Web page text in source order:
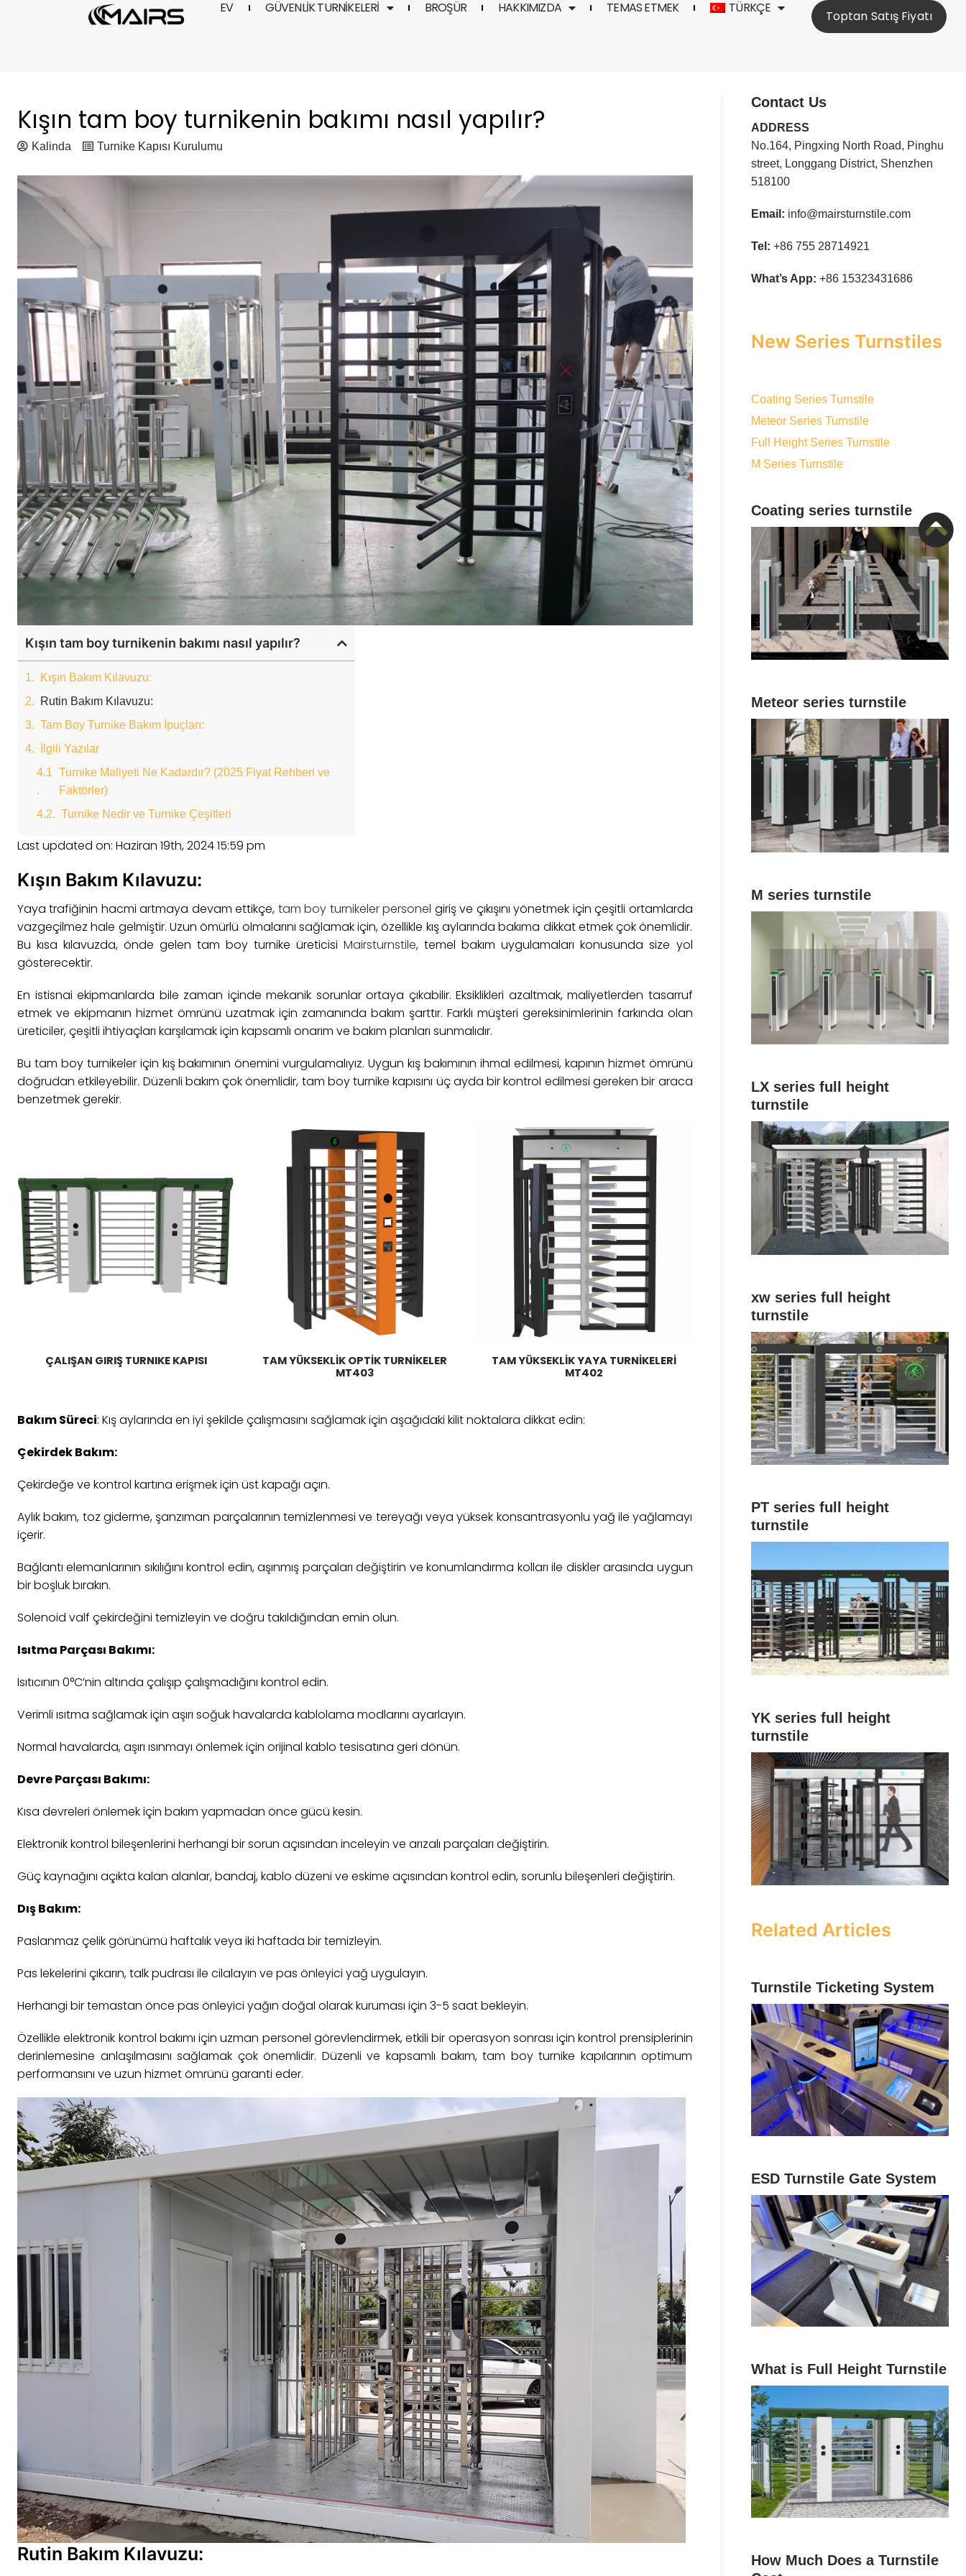
EV GÜVENLIK TURNIKELERI BROŞÜR HAKKIMIZDA TEMAS ETMEK TÜRKÇE
Toptan Satış Fiyatı
Kışın tam boy turnikenin bakımı nasıl yapılır?
Kalinda Turnike Kapısı Kurulumu
Kışın tam boy turnikenin bakımı nasıl yapılır?
Kışın Bakım Kılavuzu:
Rutin Bakım Kılavuzu:
Tam Boy Turnike Bakım İpuçları:
İlgili Yazılar
Turnike Maliyeti Ne Kadardır? (2025 Fiyat Rehberi ve
Faktörler)
Turnike Nedir ve Turnike Çeşitleri
Last updated on: Haziran 19th, 2024 15:59 pm
Kışın Bakım Kılavuzu:
Yaya trafiğinin hacmi artmaya devam ettikçe, tam boy turnikeler personel giriş ve çıkışını yönetmek için çeşitli ortamlarda
vazgeçilmez hale gelmiştir. Uzun ömürlü olmalarını sağlamak için, özellikle kış aylarında bakıma dikkat etmek çok önemlidir.
Bu kısa kılavuzda, önde gelen tam boy turnike üreticisiMairsturnstile, temel bakım uygulamaları konusunda size yol
gösterecektir.
En istisnai ekipmanlarda bile zaman içinde mekanik sorunlar ortaya çıkabilir. Eksiklikleri azaltmak, maliyetlerden tasarruf
etmek ve ekipmanın hizmet ömrünü uzatmak için zamanında bakım şarttır. Farklı müşteri gereksinimlerinin farkında olan
üreticiler, çeşitli ihtiyaçları karşılamak için kapsamlı onarım ve bakım planları sunmalıdır.
Bu tam boy turnikeler için kış bakımının önemini vurgulamalıyız. Uygun kış bakımının ihmal edilmesi, kapının hizmet ömrünü
doğrudan etkileyebilir. Düzenli bakım çok önemlidir, tam boy turnike kapısını üç ayda bir kontrol edilmesi gereken bir araca
benzetmek gerekir.
ÇALIŞAN GIRIŞ TURNIKE KAPISI
TAM YÜKSEKLİK OPTİK TURNİKELER
MT403
TAM YÜKSEKLİK YAYA TURNİKELERİ
MT402
Bakım Süreci: Kış aylarında en iyi şekilde çalışmasını sağlamak için aşağıdaki kilit noktalara dikkat edin:
Çekirdek Bakım:
Çekirdeğe ve kontrol kartına erişmek için üst kapağı açın.
Aylık bakım, toz giderme, şanzıman parçalarının temizlenmesi ve tereyağı veya yüksek konsantrasyonlu yağ ile yağlamayı
içerir.
Bağlantı elemanlarının sıkılığını kontrol edin, aşınmış parçaları değiştirin ve konumlandırma kolları ile diskler arasında uygun
bir boşluk bırakın.
Solenoid valf çekirdeğini temizleyin ve doğru takıldığından emin olun.
Isıtma Parçası Bakımı:
Isıtıcının 0°C’nin altında çalışıp çalışmadığını kontrol edin.
Verimli ısıtma sağlamak için aşırı soğuk havalarda kablolama modlarını ayarlayın.
Normal havalarda, aşırı ısınmayı önlemek için orijinal kablo tesisatına geri dönün.
Devre Parçası Bakımı:
Kısa devreleri önlemek için bakım yapmadan önce gücü kesin.
Elektronik kontrol bileşenlerini herhangi bir sorun açısından inceleyin ve arızalı parçaları değiştirin.
Güç kaynağını açıkta kalan alanlar, bandaj, kablo düzeni ve eskime açısından kontrol edin, sorunlu bileşenleri değiştirin.
Dış Bakım:
Paslanmaz çelik görünümü haftalık veya iki haftada bir temizleyin.
Pas lekelerini çıkarın, talk pudrası ile cilalayın ve pas önleyici yağ uygulayın.
Herhangi bir temastan önce pas önleyici yağın doğal olarak kuruması için 3-5 saat bekleyin.
Özellikle elektronik kontrol bakımı için uzman personel görevlendirmek, etkili bir operasyon sonrası için kontrol prensiplerinin
derinlemesine anlaşılmasını sağlamak çok önemlidir. Düzenli ve kapsamlı bakım, tam boy turnike kapılarının optimum
performansını ve uzun hizmet ömrünü garanti eder.
Rutin Bakım Kılavuzu:
Contact Us
ADDRESS
No.164, Pingxing North Road, Pinghu
street, Longgang District, Shenzhen
518100
Email: info@mairsturnstile.com
Tel: +86 755 28714921
What’s App: +86 15323431686
New Series Turnstiles
Coating Series Turnstile
Meteor Series Turnstile
Full Height Series Turnstile
M Series Turnstile
Coating series turnstile
Meteor series turnstile
M series turnstile
LX series full height
turnstile
xw series full height
turnstile
PT series full height
turnstile
YK series full height
turnstile
Related Articles
Turnstile Ticketing System
ESD Turnstile Gate System
What is Full Height Turnstile
How Much Does a Turnstile